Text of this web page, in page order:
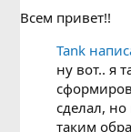
Всем привет!!
Tank
ну вот.. я
сделал,
таким